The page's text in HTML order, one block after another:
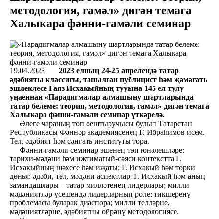
методология, гамәл» дигән темага
Халыкара фәнни-гамәли семинар
19.04.2023
2023 елның 24-25 апрелендә татар
әдәбияты классигы, танылган публицист һәм җәмәгать
эшлеклесе Гаяз Исхакыйның тууына 145 ел тулу
уңаеннан «Парадигмалар алмашыну шартларында
татар белеме: теория, методология, гамәл» дигән темага
Халыкара фәнни-гамәли семинар үткәрелә.
Әлеге чараның төп оештыручысы булып Татарстан
Республикасы Фәннәр академиясенең Г. Ибраһимов исем.
Тел, әдәбият һәм сәнгать институты тора.
Фәнни-гамәли семинар эшенең төп юнәлешләре:
тарихи-мәдәни һәм иҗтимагый-сәяси контекстта Г.
Исхакыйның шәхесе һәм иҗаты; Г. Исхакый һәм төрки
дөнья: әдәби, тел, мәдәни аспектлар; Г. Исхакый һәм аның
замандашлары – татар милләтенең лидерлары; милли
мәдәниятләр үсешендә лидерларның роле; тикшеренү
проблемасы буларак диаспора; милли телләрне,
мәдәниятләрне, әдәбиятны өйрәнү методологиясе.